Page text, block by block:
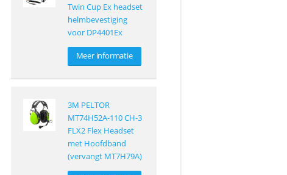
Twin Cup Ex headset
helmbevestiging
voor DP4401Ex
Meer informatie
3M PELTOR
MT74H52A-110 CH-3
FLX2 Flex Headset
met Hoofdband
(vervangt MT7H79A)